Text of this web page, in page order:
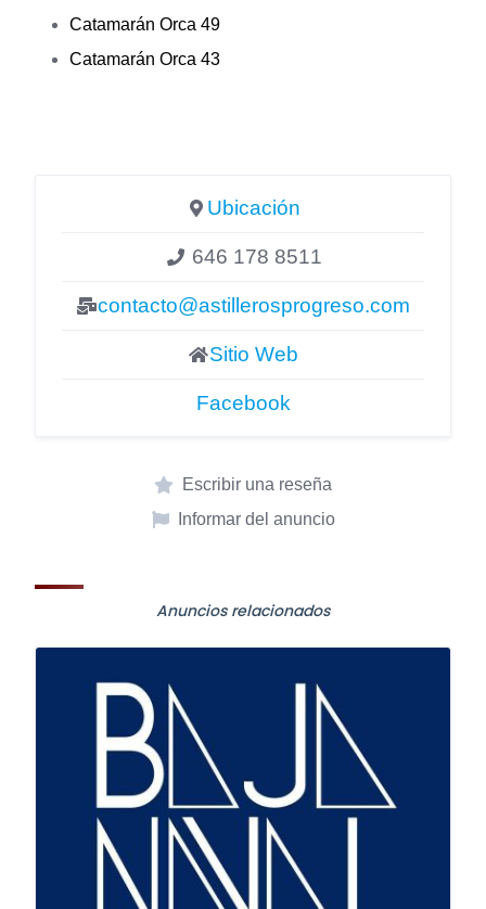
Catamarán Orca 49
Catamarán Orca 43
Ubicación
646 178 8511
contacto@astillerosprogreso.com
Sitio Web
Facebook
Escribir una reseña
Informar del anuncio
Anuncios relacionados